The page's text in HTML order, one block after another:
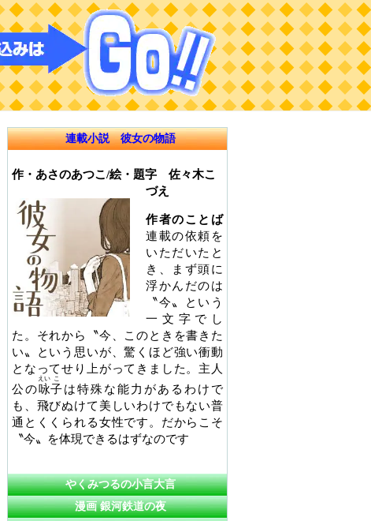
連載小説 彼女の物語
作・あさのあつこ/絵・題字 佐々木こ
づえ
作者のことば
連載の依頼を
いただいたと
き、まず頭に
浮かんだのは
〝今〟という
一文字でし
た。それから〝今、このときを書きた
い〟という思いが、驚くほど強い衝動
となってせり上がってきました。主人
公の咏
えい
子
こ
は特殊な能力があるわけで
も、飛びぬけて美しいわけでもない普
通とくくられる女性です。だからこそ
〝今〟を体現できるはずなのです
やくみつるの小言大言
漫画 銀河鉄道の夜